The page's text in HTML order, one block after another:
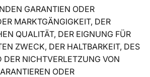
GARANTIEN ODER
MARKTGÄNGIGKEIT, DER
QUALITÄT, DER EIGNUNG FÜR
ZWECK, DER HALTBARKEIT, DES
DER NICHTVERLETZUNG VON
ODER